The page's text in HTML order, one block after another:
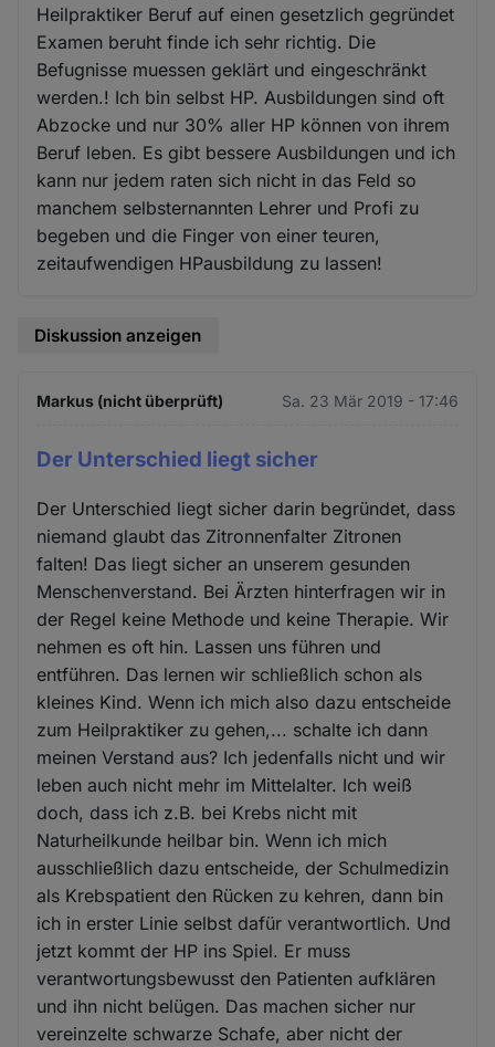
Heilpraktiker Beruf auf einen gesetzlich gegründet
Examen beruht finde ich sehr richtig. Die
Befugnisse muessen geklärt und eingeschränkt
werden.! Ich bin selbst HP. Ausbildungen sind oft
Abzocke und nur 30% aller HP können von ihrem
Beruf leben. Es gibt bessere Ausbildungen und ich
kann nur jedem raten sich nicht in das Feld so
manchem selbsternannten Lehrer und Profi zu
begeben und die Finger von einer teuren,
zeitaufwendigen HPausbildung zu lassen!
Diskussion anzeigen
Markus (nicht überprüft) Sa. 23 Mär 2019 - 17:46
Der Unterschied liegt sicher
Der Unterschied liegt sicher darin begründet, dass
niemand glaubt das Zitronnenfalter Zitronen
falten! Das liegt sicher an unserem gesunden
Menschenverstand. Bei Ärzten hinterfragen wir in
der Regel keine Methode und keine Therapie. Wir
nehmen es oft hin. Lassen uns führen und
entführen. Das lernen wir schließlich schon als
kleines Kind. Wenn ich mich also dazu entscheide
zum Heilpraktiker zu gehen,... schalte ich dann
meinen Verstand aus? Ich jedenfalls nicht und wir
leben auch nicht mehr im Mittelalter. Ich weiß
doch, dass ich z.B. bei Krebs nicht mit
Naturheilkunde heilbar bin. Wenn ich mich
ausschließlich dazu entscheide, der Schulmedizin
als Krebspatient den Rücken zu kehren, dann bin
ich in erster Linie selbst dafür verantwortlich. Und
jetzt kommt der HP ins Spiel. Er muss
verantwortungsbewusst den Patienten aufklären
und ihn nicht belügen. Das machen sicher nur
vereinzelte schwarze Schafe, aber nicht der